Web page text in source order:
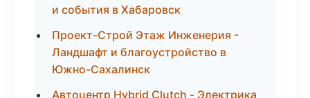
и события в Хабаровск
Проект-Строй Этаж Инженерия -
Ландшафт и благоустройство в
Южно-Сахалинск
Автоцентр Hybrid Clutch - Электрика